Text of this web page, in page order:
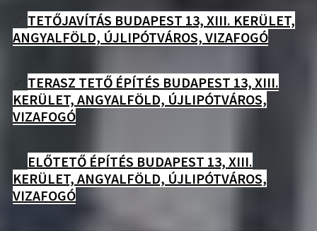
TETŐJAVÍTÁS BUDAPEST 13, XIII. KERÜLET,
ANGYALFÖLD, ÚJLIPÓTVÁROS, VIZAFOGÓ
TERASZ TETŐ ÉPÍTÉS BUDAPEST 13, XIII.
KERÜLET, ANGYALFÖLD, ÚJLIPÓTVÁROS,
VIZAFOGÓ
ELŐTETŐ ÉPÍTÉS BUDAPEST 13, XIII.
KERÜLET, ANGYALFÖLD, ÚJLIPÓTVÁROS,
VIZAFOGÓ